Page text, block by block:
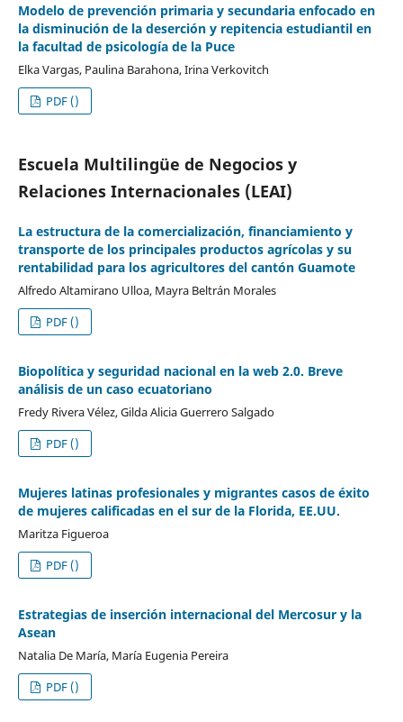
Modelo de prevención primaria y secundaria enfocado en
la disminución de la deserción y repitencia estudiantil en
la facultad de psicología de la Puce
Elka Vargas, Paulina Barahona, Irina Verkovitch
PDF ()
Escuela Multilingüe de Negocios y
Relaciones Internacionales (LEAI)
La estructura de la comercialización, financiamiento y
transporte de los principales productos agrícolas y su
rentabilidad para los agricultores del cantón Guamote
Alfredo Altamirano Ulloa, Mayra Beltrán Morales
PDF ()
Biopolítica y seguridad nacional en la web 2.0. Breve
análisis de un caso ecuatoriano
Fredy Rivera Vélez, Gilda Alicia Guerrero Salgado
PDF ()
Mujeres latinas profesionales y migrantes casos de éxito
de mujeres calificadas en el sur de la Florida, EE.UU.
Maritza Figueroa
PDF ()
Estrategias de inserción internacional del Mercosur y la
Asean
Natalia De María, María Eugenia Pereira
PDF ()